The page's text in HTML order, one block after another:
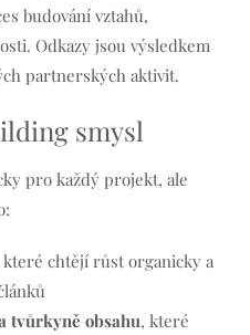
budování vztahů,
Odkazy jsou výsledkem
partnerských aktivit.
smysl
pro každý projekt, ale
které chtějí růst organicky a
tvůrkyně obsahu, které